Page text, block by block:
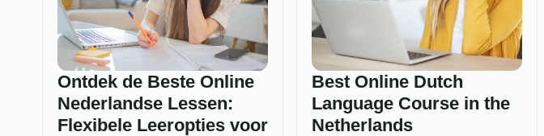
Ontdek de Beste Online
Nederlandse Lessen:
Flexibele Leeropties voor
Best Online Dutch
Language Course in the
Netherlands